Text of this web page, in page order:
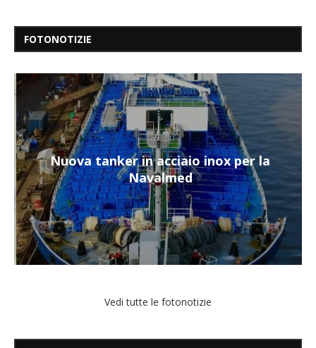
FOTONOTIZIE
Nuova tanker in acciaio inox per la
Navalmed
Vedi tutte le fotonotizie